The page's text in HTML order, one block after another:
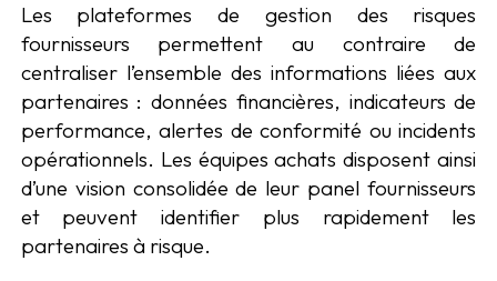
Les plateformes de gestion des risques
fournisseurs permettent au contraire de
centraliser l’ensemble des informations liées aux
partenaires : données financières, indicateurs de
performance, alertes de conformité ou incidents
opérationnels. Les équipes achats disposent ainsi
d’une vision consolidée de leur panel fournisseurs
et peuvent identifier plus rapidement les
partenaires à risque.